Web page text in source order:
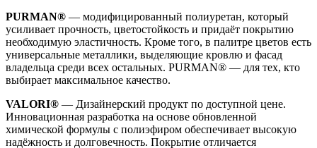
PURMAN® — модифицированный полиуретан, который
усиливает прочность, цветостойкость и придаёт покрытию
необходимую эластичность. Кроме того, в палитре цветов есть
универсальные металлики, выделяющие кровлю и фасад
владельца среди всех остальных. PURMAN® — для тех, кто
выбирает максимальное качество.
VALORI® — Дизайнерский продукт по доступной цене.
Инновационная разработка на основе обновленной
химической формулы с полиэфиром обеспечивает высокую
надёжность и долговечность. Покрытие отличается